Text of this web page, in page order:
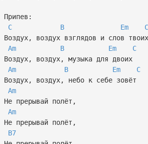
C
B Em
C
воздух взглядов и слов твоих
Am
B Em
C
воздух, музыка для двоих
Am
B Em
C
воздух, небо к себе зовёт
Am
полёт,
Am
полёт,
B7